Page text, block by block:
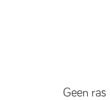
Geen ras